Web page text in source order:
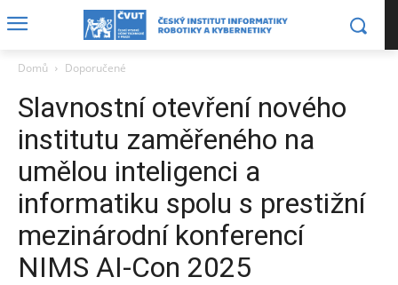
Domů Doporučené
Slavnostní otevření nového
institutu zaměřeného na
umělou inteligenci a
informatiku spolu s prestižní
mezinárodní konferencí
NIMS AI-Con 2025